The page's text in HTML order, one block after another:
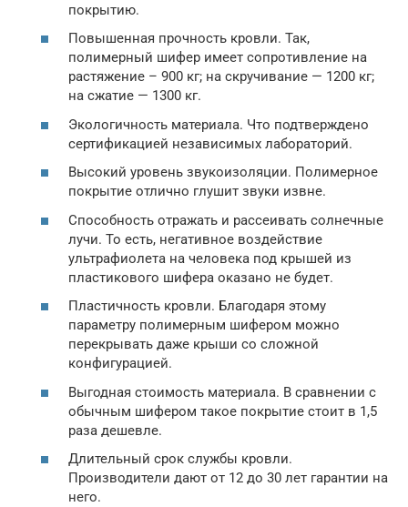
покрытию.
Повышенная прочность кровли. Так,
полимерный шифер имеет сопротивление на
растяжение – 900 кг; на скручивание — 1200 кг;
на сжатие — 1300 кг.
Экологичность материала. Что подтверждено
сертификацией независимых лабораторий.
Высокий уровень звукоизоляции. Полимерное
покрытие отлично глушит звуки извне.
Способность отражать и рассеивать солнечные
лучи. То есть, негативное воздействие
ультрафиолета на человека под крышей из
пластикового шифера оказано не будет.
Пластичность кровли. Благодаря этому
параметру полимерным шифером можно
перекрывать даже крыши со сложной
конфигурацией.
Выгодная стоимость материала. В сравнении с
обычным шифером такое покрытие стоит в 1,5
раза дешевле.
Длительный срок службы кровли.
Производители дают от 12 до 30 лет гарантии на
него.